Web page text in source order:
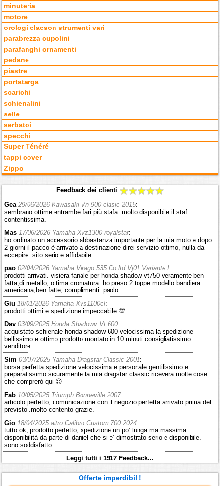
minuteria
motore
orologi clacson strumenti vari
parabrezza cupolini
parafanghi ornamenti
pedane
piastre
portatarga
scarichi
schienalini
selle
serbatoi
specchi
Super Ténéré
tappi cover
Zippo
Feedback dei clienti
Gea 29/06/2026 Kawasaki Vn 900 clasic 2015:
sembrano ottime entrambe fari più stafa. molto disponibile il staf
contentissima.
Mas 17/06/2026 Yamaha Xvz1300 royalstar:
ho ordinato un accessorio abbastanza importante per la mia moto e dopo
2 giorni il pacco è arrivato a destinazione direi servizio ottimo, nulla da
eccepire. sito serio e affidabile
pao 02/04/2026 Yamaha Virago 535 Co.ltd Vj01 Variante I:
prodotti arrivati. visiera fanale per honda shadow vt750 veramente ben
fatta,di metallo, ottima cromatura. ho preso 2 toppe modello bandiera
americana,ben fatte, complimenti. paolo
Giu 18/01/2026 Yamaha Xvs1100cl:
prodotti ottimi e spedizione impeccabile 💯
Dav 03/09/2025 Honda Shadowv Vt 600:
acquistato schienale honda shadow 600 velocissima la spedizione
bellissimo e ottimo prodotto montato in 10 minuti consigliatissimo
venditore
Sim 03/07/2025 Yamaha Dragstar Classic 2001:
borsa perfetta spedizione velocissima e personale gentilissimo e
preparatissimo sicuramente la mia dragstar classic riceverà molte cose
che comprerò qui 😉
Fab 10/05/2025 Triumph Bonneville 2007:
articolo perfetto, comunicazione con il negozio perfetta arrivato prima del
previsto .molto contento grazie.
Gio 18/04/2025 altro Calibro Custom 700 2024:
tutto ok, prodotto perfetto, spedizione un po’ lunga ma massima
disponibilità da parte di daniel che si e’ dimostrato serio e disponibile.
sono soddisfatto.
Leggi tutti i 1917 Feedback...
Offerte imperdibili!